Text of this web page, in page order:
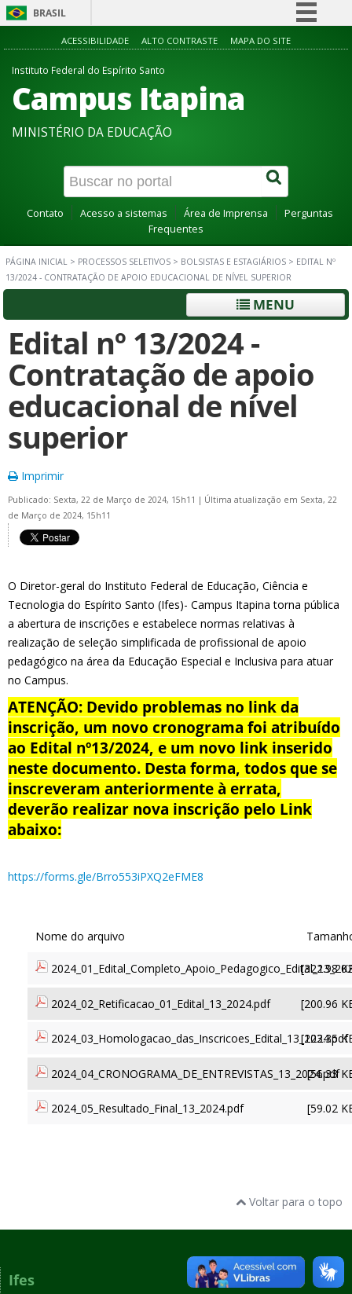
BRASIL
Simplifique!
Acesso à informação
Canais
ACESSIBILIDADE ALTO CONTRASTE MAPA DO SITE
Instituto Federal do Espírito Santo
Campus Itapina
MINISTÉRIO DA EDUCAÇÃO
Contato Acesso a sistemas Área de Imprensa
Perguntas
Frequentes
PÁGINA INICIAL > PROCESSOS SELETIVOS > BOLSISTAS E ESTAGIÁRIOS > EDITAL Nº
13/2024 - CONTRATAÇÃO DE APOIO EDUCACIONAL DE NÍVEL SUPERIOR
MENU
Edital nº 13/2024 -
Contratação de apoio
educacional de nível
superior
Imprimir
Publicado: Sexta, 22 de Março de 2024, 15h11 | Última atualização em Sexta, 22
de Março de 2024, 15h11
O Diretor-geral do Instituto Federal de Educação, Ciência e
Tecnologia do Espírito Santo (Ifes)- Campus Itapina torna pública
a abertura de inscrições e estabelece normas relativas à
realização de seleção simplificada de profissional de apoio
pedagógico na área da Educação Especial e Inclusiva para atuar
no Campus.
ATENÇÃO: Devido problemas no link da
inscrição, um novo cronograma foi atribuído
ao Edital nº13/2024, e um novo link inserido
neste documento. Desta forma, todos que se
inscreveram anteriormente à errata,
deverão realizar nova inscrição pelo Link
abaixo:
https://forms.gle/Brro553iPXQ2eFME8
[322.98
2024_02_Retificacao_01_Edital_13_2024.pdf [200.96
2024_03_Homologacao_das_Inscricoes_Edital_13_2024.pdf
[123.35
2024_04_CRONOGRAMA_DE_ENTREVISTAS_13_2024.pdf
[56.33
2024_05_Resultado_Final_13_2024.pdf [59.02
Voltar para o topo
Ifes